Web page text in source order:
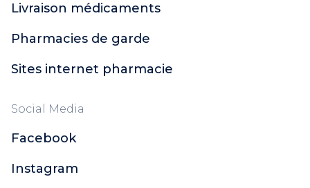
Livraison médicaments
Pharmacies de garde
Sites internet pharmacie
Social Media
Facebook
Instagram